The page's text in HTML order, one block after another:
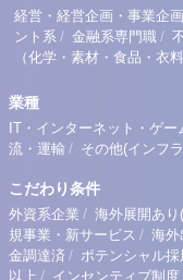
経営・経営企画・事業企
ント系 / 金融系専門職 /
（化学・素材・食品・衣料
業種
IT・インターネット・ゲー
流・運輸 / その他(インフ
こだわり条件
外資系企業 / 海外展開あ
規事業・新サービス / 海外
金調達済 / ポテンシャル採
以上 / インセンティブ制度